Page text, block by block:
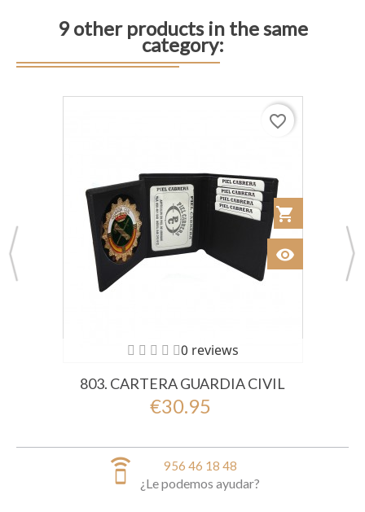
9 other products in the same
category:
0 reviews
803. CARTERA GUARDIA CIVIL
€30.95
shopping_cart
visibility
favorite_border
speaker_phone 956 46 18 48
¿Le podemos ayudar?